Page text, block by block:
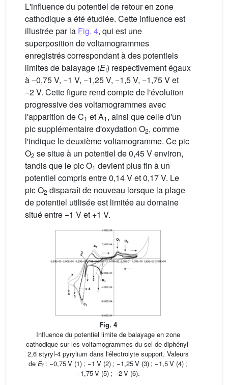
L'influence du potentiel de retour en zone
cathodique a été étudiée. Cette influence est
illustrée par la Fig. 4, qui est une
superposition de voltamogrammes
enregistrés correspondant à des potentiels
limites de balayage (Ef) respectivement égaux
à −0,75 V, −1 V, −1,25 V, −1,5 V, −1,75 V et
−2 V. Cette figure rend compte de l'évolution
progressive des voltamogrammes avec
l'apparition de C1 et A1, ainsi que celle d'un
pic supplémentaire d'oxydation O2, comme
l'indique le deuxième voltamogramme. Ce pic
O2 se situe à un potentiel de 0,45 V environ,
tandis que le pic O1 devient plus fin à un
potentiel compris entre 0,14 V et 0,17 V. Le
pic O2 disparaît de nouveau lorsque la plage
de potentiel utilisée est limitée au domaine
situé entre −1 V et +1 V.
Fig. 4
Influence du potentiel limite de balayage en zone
cathodique sur les voltamogrammes du sel de diphényl-
2,6 styryl-4 pyrylium dans l'électrolyte support. Valeurs
de Ef : −0,75 V (1) ; −1 V (2) ; −1,25 V (3) ; −1,5 V (4) ;
−1,75 V (5) ; −2 V (6).